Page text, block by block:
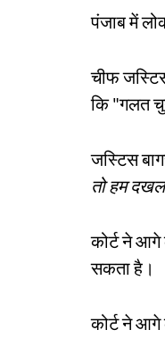
पंजाब में
चीफ
कि "गलत
जस्टिस
तो हम
कोर्ट ने आगे
सकता है।
कोर्ट ने आगे